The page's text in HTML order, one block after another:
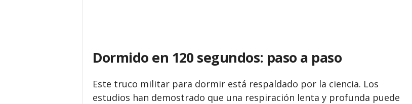
Dormido en 120 segundos: paso a paso
Este truco militar para dormir está respaldado por la ciencia. Los
estudios han demostrado que una respiración lenta y profunda puede